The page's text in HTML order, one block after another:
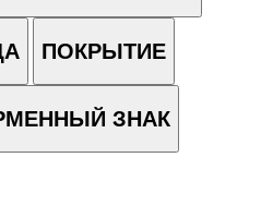
ПОКРЫТИЕ
ЗНАК